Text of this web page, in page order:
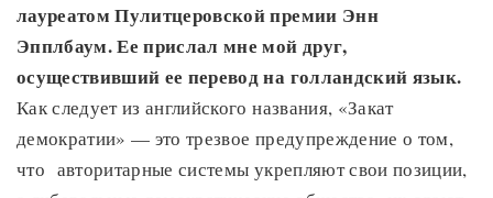
лауреатом Пулитцеровской премии Энн
Эпплбаум. Ее прислал мне мой друг,
осуществивший ее перевод на голландский язык.
Как следует из английского названия, «Закат
демократии» — это трезвое предупреждение о том,
что авторитарные системы укрепляют свои позиции,